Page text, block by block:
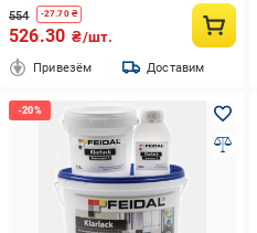
554 -27.70₴
526.30 ₴/шт.
Привезём Доставим